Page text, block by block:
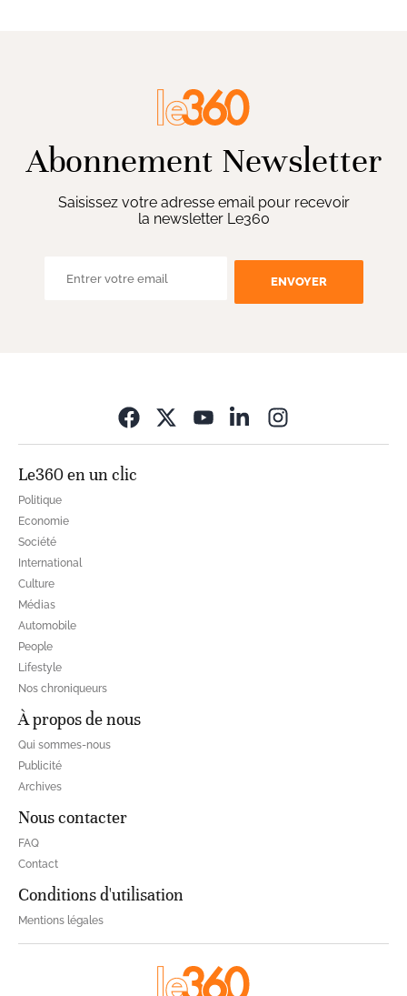
Abonnement Newsletter
Saisissez votre adresse email pour recevoir
la newsletter Le360
ENVOYER
Le360 en un clic
Politique
Economie
Société
International
Culture
Médias
Automobile
People
Lifestyle
Nos chroniqueurs
À propos de nous
Qui sommes-nous
Publicité
Archives
Nous contacter
FAQ
Contact
Conditions d'utilisation
Mentions légales